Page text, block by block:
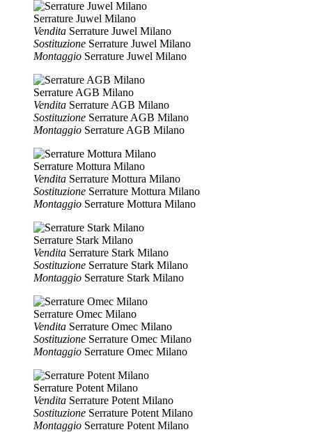
Serrature Juwel Milano
Vendita Serrature Juwel Milano
Sostituzione Serrature Juwel Milano
Montaggio Serrature Juwel Milano
Serrature AGB Milano
Vendita Serrature AGB Milano
Sostituzione Serrature AGB Milano
Montaggio Serrature AGB Milano
Serrature Mottura Milano
Vendita Serrature Mottura Milano
Sostituzione Serrature Mottura Milano
Montaggio Serrature Mottura Milano
Serrature Stark Milano
Vendita Serrature Stark Milano
Sostituzione Serrature Stark Milano
Montaggio Serrature Stark Milano
Serrature Omec Milano
Vendita Serrature Omec Milano
Sostituzione Serrature Omec Milano
Montaggio Serrature Omec Milano
Serrature Potent Milano
Vendita Serrature Potent Milano
Sostituzione Serrature Potent Milano
Montaggio Serrature Potent Milano